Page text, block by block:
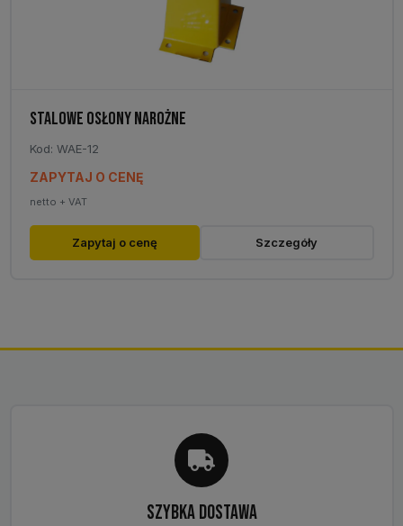
STALOWE OSŁONY NAROŻNE
Kod: WAE-12
ZAPYTAJ O CENĘ
netto + VAT
Zapytaj o cenę
Ten
produkt
można
Szczegóły
SZYBKA DOSTAWA